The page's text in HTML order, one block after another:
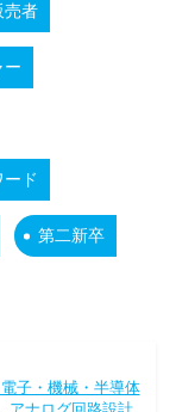
売者
ー
ド
第二新卒
子・機械・半導体